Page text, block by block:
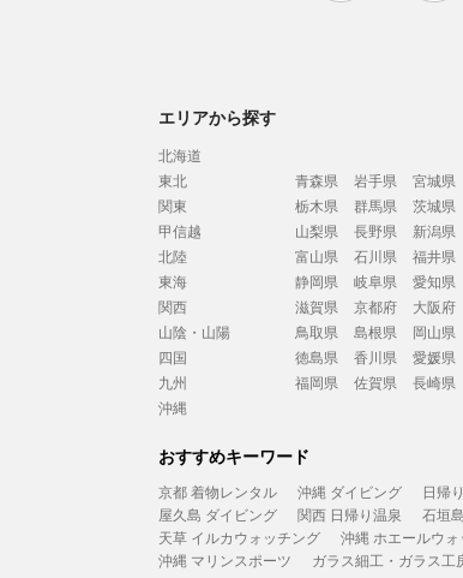
エリアから探す
北海道
東北
青森県 岩手県 宮城県
関東
栃木県 群馬県 茨城県
甲信越
山梨県 長野県
新潟県
北陸
富山県 石川県
福井県
東海
静岡県 岐阜県 愛知県
関西
滋賀県 京都府 大阪府
山陰・山陽
鳥取県 島根県 岡山県
四国
徳島県 香川県 愛媛県
九州
福岡県 佐賀県 長崎県
沖縄
おすすめキーワード
京都 着物レンタル 沖縄 ダイビング 日帰
屋久島 ダイビング
関西 日帰り温泉 石垣
天草 イルカウォッチング
沖縄 ホエールウ
沖縄 マリンスポーツ
ガラス細工・ガラス工